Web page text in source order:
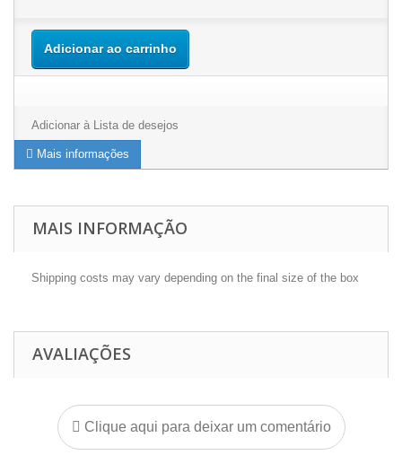
Adicionar ao carrinho
Adicionar à Lista de desejos
Mais informações
MAIS INFORMAÇÃO
Shipping costs may vary depending on the final size of the box
AVALIAÇÕES
Clique aqui para deixar um comentário